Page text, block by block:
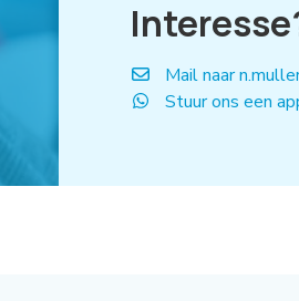
Mail naar
Stuur ons een